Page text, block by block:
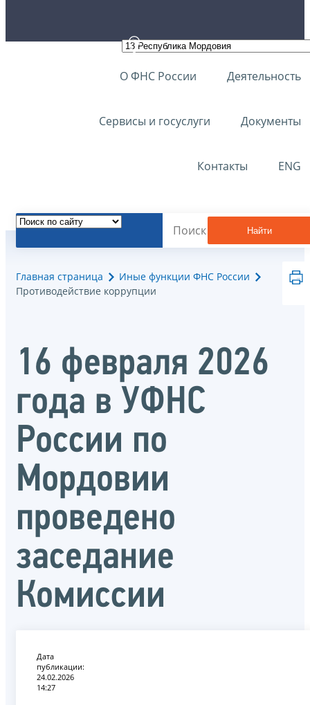
О ФНС России Деятельность
Сервисы и госуслуги Документы
Контакты ENG
Найти
Главная страница
Иные функции ФНС России
Противодействие коррупции
16 февраля 2026
года в УФНС
России по
Мордовии
проведено
заседание
Комиссии
Дата
публикации:
24.02.2026
14:27